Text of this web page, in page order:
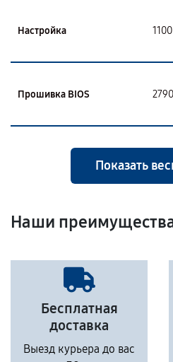
Настройка
Прошивка BIOS
Показать
Наши
Бесплатная
доставка
Выезд курьера до вас